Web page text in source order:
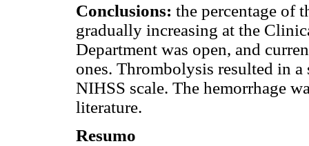
Conclusions: the percentage of
gradually increasing at the
Department was open, and
ones. Thrombolysis resulted in
NIHSS scale. The hemorrhage
literature.
Resumo